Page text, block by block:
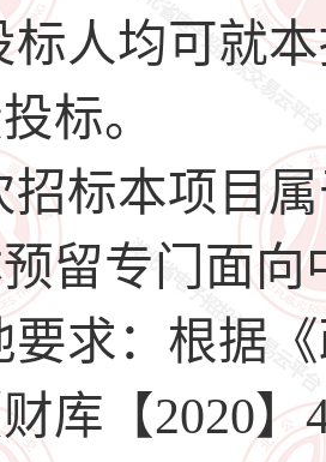
标人均可就
标。
招标本项目
留专门面
要求：根据
库【2020